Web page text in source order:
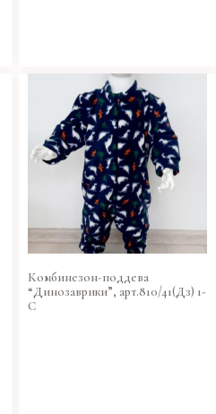
Комбинезон-поддева
“Динозаврики”, арт.810/41(Дз) 1-
С